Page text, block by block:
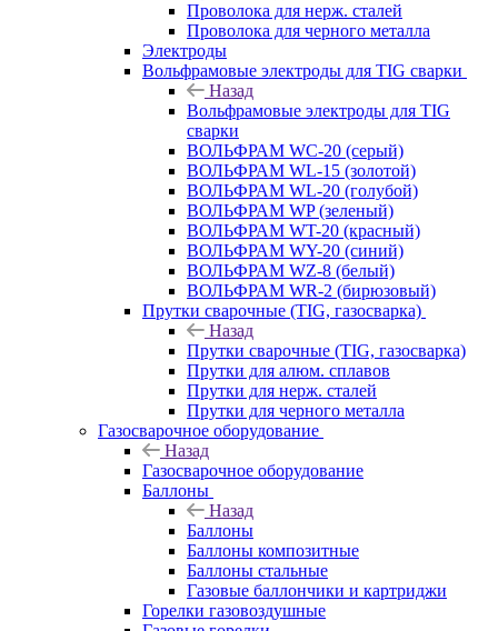
Проволока для нерж. сталей
Проволока для черного металла
Электроды
Вольфрамовые электроды для TIG сварки
Назад
Вольфрамовые электроды для TIG
сварки
ВОЛЬФРАМ WC-20 (серый)
ВОЛЬФРАМ WL-15 (золотой)
ВОЛЬФРАМ WL-20 (голубой)
ВОЛЬФРАМ WP (зеленый)
ВОЛЬФРАМ WT-20 (красный)
ВОЛЬФРАМ WY-20 (синий)
ВОЛЬФРАМ WZ-8 (белый)
ВОЛЬФРАМ WR-2 (бирюзовый)
Прутки сварочные (TIG, газосварка)
Назад
Прутки сварочные (TIG, газосварка)
Прутки для алюм. сплавов
Прутки для нерж. сталей
Прутки для черного металла
Газосварочное оборудование
Назад
Газосварочное оборудование
Баллоны
Назад
Баллоны
Баллоны композитные
Баллоны стальные
Газовые баллончики и картриджи
Горелки газовоздушные